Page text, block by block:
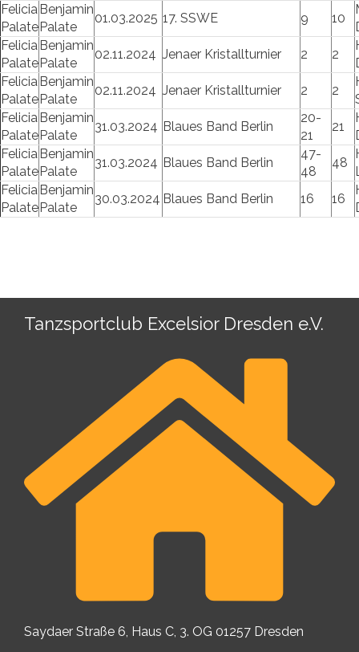
Felicia
Palate
Benjamin
Palate
01.03.2025 17. SSWE 9 10
Felicia
Palate
Benjamin
Palate
02.11.2024 Jenaer Kristallturnier 2 2
Felicia
Palate
Benjamin
Palate
02.11.2024 Jenaer Kristallturnier 2 2
Felicia
Palate
Benjamin
Palate
31.03.2024 Blaues Band Berlin
20-
21
21
Felicia
Palate
Benjamin
Palate
31.03.2024 Blaues Band Berlin
47-
48
48
Felicia
Palate
Benjamin
Palate
30.03.2024 Blaues Band Berlin 16 16
Tanzsportclub Excelsior Dresden e.V.
Saydaer Straße 6, Haus C, 3. OG 01257 Dresden